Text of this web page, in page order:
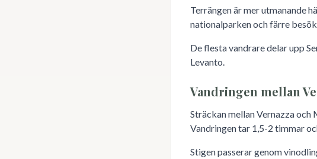
Terrängen är mer utmanande
nationalparken och färre
De flesta vandrare delar upp
Levanto.
Vandringen mellan
Sträckan mellan Vernazza och
Vandringen tar 1,5-2 timmar
Stigen passerar genom